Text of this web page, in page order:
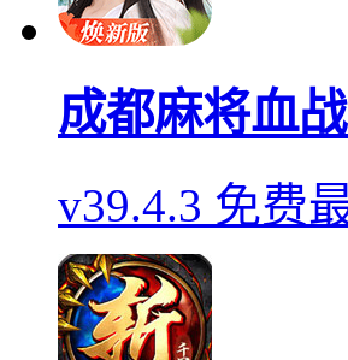
成都麻将血
v39.4.3 免费